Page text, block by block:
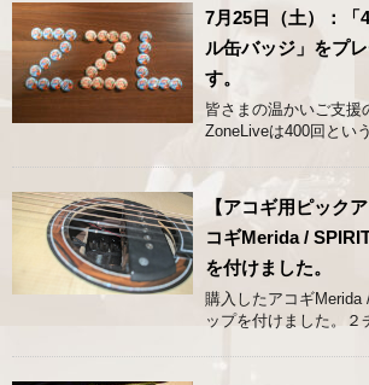
7月25日（土）：「
ル缶バッジ」をプ
す。
皆さまの温かいご支援
ZoneLiveは400回とい
【アコギ用ピック
コギMerida /
を付けました。
購入したアコギ
ップを付けました。２